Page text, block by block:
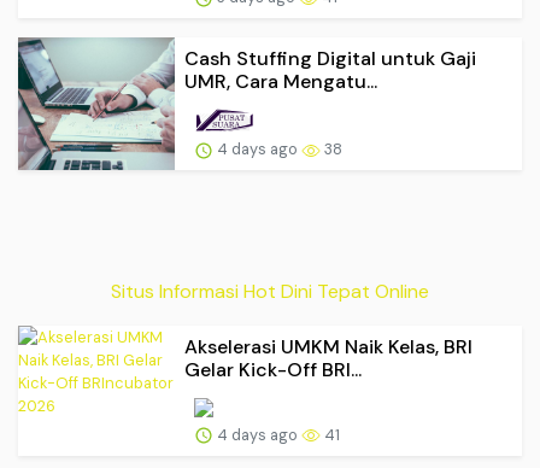
Cash Stuffing Digital untuk Gaji
UMR, Cara Mengatu...
4 days ago 38
Situs Informasi Hot Dini Tepat Online
Akselerasi UMKM Naik Kelas, BRI
Gelar Kick-Off BRI...
4 days ago 41